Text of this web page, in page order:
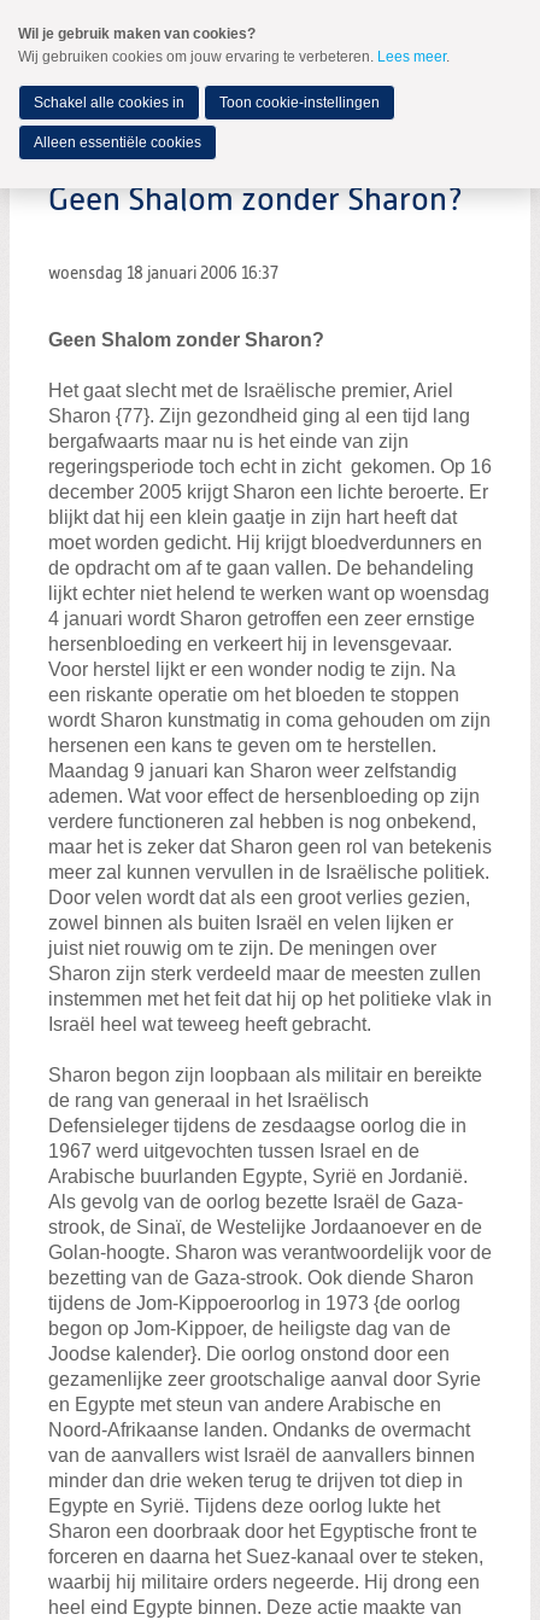
naar
Spring
de
inhoud
Spring
naar
hoofdmenu
MENU
Zoeken:
Zoeken
Geen Shalom zonder Sharon?
woensdag 18 januari 2006 16:37
Geen Shalom zonder Sharon?
Het gaat slecht met de Israëlische premier, Ariel
Sharon {77}. Zijn gezondheid ging al een tijd lang
bergafwaarts maar nu is het einde van zijn
regeringsperiode toch echt in zicht gekomen. Op 16
december 2005 krijgt Sharon een lichte beroerte. Er
blijkt dat hij een klein gaatje in zijn hart heeft dat
moet worden gedicht. Hij krijgt bloedverdunners en
de opdracht om af te gaan vallen. De behandeling
lijkt echter niet helend te werken want op woensdag
4 januari wordt Sharon getroffen een zeer ernstige
hersenbloeding en verkeert hij in levensgevaar.
Voor herstel lijkt er een wonder nodig te zijn. Na
een riskante operatie om het bloeden te stoppen
wordt Sharon kunstmatig in coma gehouden om zijn
hersenen een kans te geven om te herstellen.
Maandag 9 januari kan Sharon weer zelfstandig
ademen. Wat voor effect de hersenbloeding op zijn
verdere functioneren zal hebben is nog onbekend,
maar het is zeker dat Sharon geen rol van betekenis
meer zal kunnen vervullen in de Israëlische politiek.
Door velen wordt dat als een groot verlies gezien,
zowel binnen als buiten Israël en velen lijken er
juist niet rouwig om te zijn. De meningen over
Sharon zijn sterk verdeeld maar de meesten zullen
instemmen met het feit dat hij op het politieke vlak in
Israël heel wat teweeg heeft gebracht.
Sharon begon zijn loopbaan als militair en bereikte
de rang van generaal in het Israëlisch
Defensieleger tijdens de zesdaagse oorlog die in
1967 werd uitgevochten tussen Israel en de
Arabische buurlanden Egypte, Syrië en Jordanië.
Als gevolg van de oorlog bezette Israël de Gaza-
strook, de Sinaï, de Westelijke Jordaanoever en de
Golan-hoogte. Sharon was verantwoordelijk voor de
bezetting van de Gaza-strook. Ook diende Sharon
tijdens de Jom-Kippoeroorlog in 1973 {de oorlog
begon op Jom-Kippoer, de heiligste dag van de
Joodse kalender}. Die oorlog onstond door een
gezamenlijke zeer grootschalige aanval door Syrie
en Egypte met steun van andere Arabische en
Noord-Afrikaanse landen. Ondanks de overmacht
van de aanvallers wist Israël de aanvallers binnen
minder dan drie weken terug te drijven tot diep in
Egypte en Syrië. Tijdens deze oorlog lukte het
Sharon een doorbraak door het Egyptische front te
forceren en daarna het Suez-kanaal over te steken,
waarbij hij militaire orders negeerde. Hij drong een
heel eind Egypte binnen. Deze actie maakte van
Wil je gebruik maken van cookies?
Wij gebruiken cookies om jouw ervaring te verbeteren. Lees meer.
Schakel alle cookies in Toon cookie-instellingen
Alleen essentiële cookies